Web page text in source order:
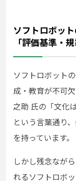
ソフトロボッ
「評価基準・規
ソフトロボット
成・教育が不可
之助 氏の「文化
という言葉通り
を持っています。
しかし残念なが
れるソフトロボ